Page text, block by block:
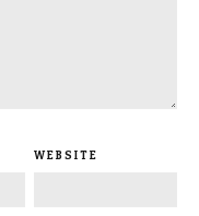
WEBSITE